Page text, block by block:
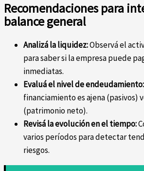
Recomendaciones para
balance general
Analizá la liquidez:Observá el
para saber si la empresa puede
inmediatas.
Evaluá el nivel de endeudamiento:
financiamiento es ajena (pasivos)
(patrimonio neto).
Revisá la evolución en el tiempo:
varios períodos para detectar
riesgos.